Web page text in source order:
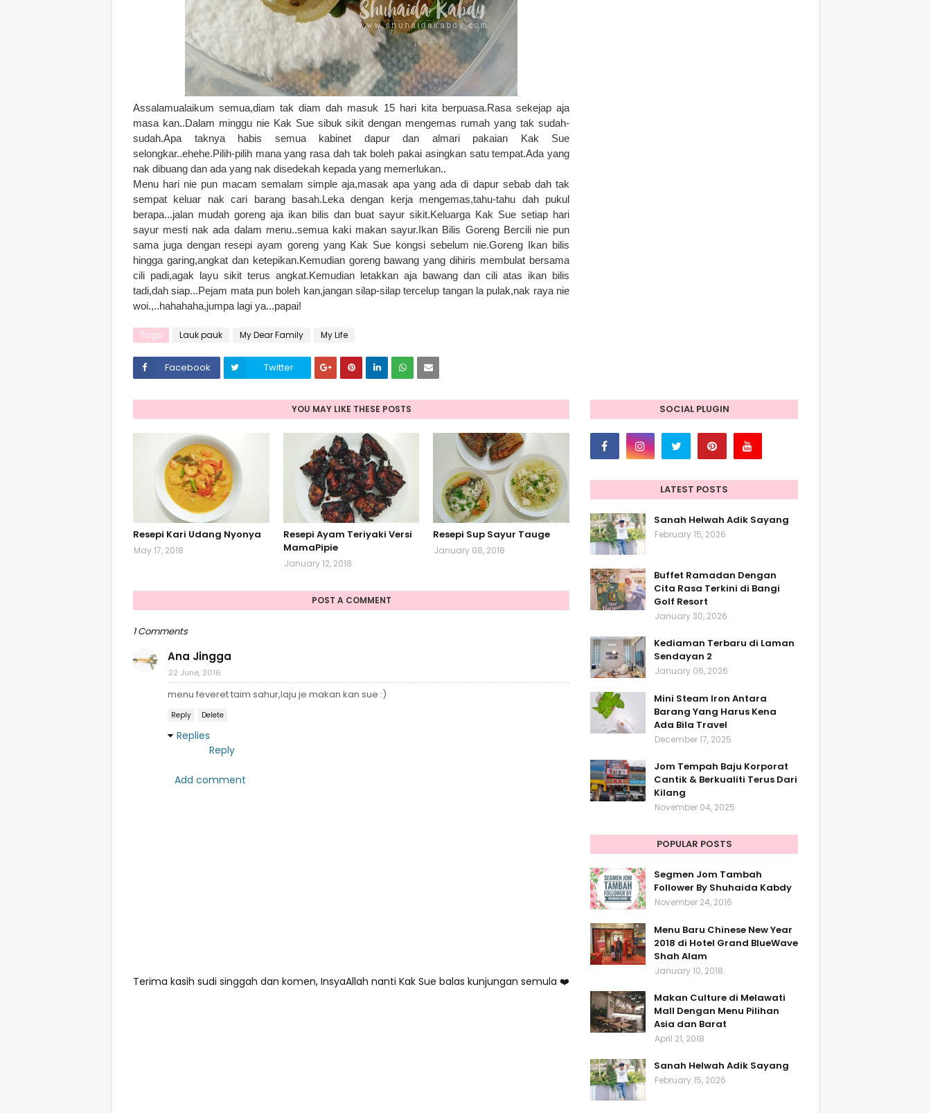
Assalamualaikum semua,diam tak diam dah masuk 15 hari kita berpuasa.Rasa sekejap aja
masa kan..Dalam minggu nie Kak Sue sibuk sikit dengan mengemas rumah yang tak sudah-
sudah.Apa taknya habis semua kabinet dapur dan almari pakaian Kak Sue
selongkar..ehehe.Pilih-pilih mana yang rasa dah tak boleh pakai asingkan satu tempat.Ada yang
nak dibuang dan ada yang nak disedekah kepada yang memerlukan..
Menu hari nie pun macam semalam simple aja,masak apa yang ada di dapur sebab dah tak
sempat keluar nak cari barang basah.Leka dengan kerja mengemas,tahu-tahu dah pukul
berapa...jalan mudah goreng aja ikan bilis dan buat sayur sikit.Keluarga Kak Sue setiap hari
sayur mesti nak ada dalam menu..semua kaki makan sayur.Ikan Bilis Goreng Bercili nie pun
sama juga dengan resepi ayam goreng yang Kak Sue kongsi sebelum nie.Goreng Ikan bilis
hingga garing,angkat dan ketepikan.Kemudian goreng bawang yang dihiris membulat bersama
cili padi,agak layu sikit terus angkat.Kemudian letakkan aja bawang dan cili atas ikan bilis
tadi,dah siap...Pejam mata pun boleh kan,jangan silap-silap tercelup tangan la pulak,nak raya nie
woi.,..hahahaha,jumpa lagi ya...papai!
Tags Lauk pauk My Dear Family My Life
Facebook Twitter
YOU MAY LIKE THESE POSTS
Resepi Kari Udang Nyonya
May 17, 2018
Resepi Ayam Teriyaki Versi
MamaPipie
January 12, 2018
Resepi Sup Sayur Tauge
January 08, 2018
POST A COMMENT
1 Comments
Ana Jingga
22 June, 2016
menu feveret taim sahur,laju je makan kan sue :)
Reply Delete
Replies
Reply
Add comment
Terima kasih sudi singgah dan komen, InsyaAllah nanti Kak Sue balas kunjungan semula ❤️
SOCIAL PLUGIN
LATEST POSTS
Sanah Helwah Adik Sayang
February 15, 2026
Buffet Ramadan Dengan
Cita Rasa Terkini di Bangi
Golf Resort
January 30, 2026
Kediaman Terbaru di Laman
Sendayan 2
January 06, 2026
Mini Steam Iron Antara
Barang Yang Harus Kena
Ada Bila Travel
December 17, 2025
Jom Tempah Baju Korporat
Cantik & Berkualiti Terus Dari
Kilang
November 04, 2025
POPULAR POSTS
Segmen Jom Tambah
Follower By Shuhaida Kabdy
November 24, 2016
Menu Baru Chinese New Year
2018 di Hotel Grand BlueWave
Shah Alam
January 10, 2018
Makan Culture di Melawati
Mall Dengan Menu Pilihan
Asia dan Barat
April 21, 2018
Sanah Helwah Adik Sayang
February 15, 2026